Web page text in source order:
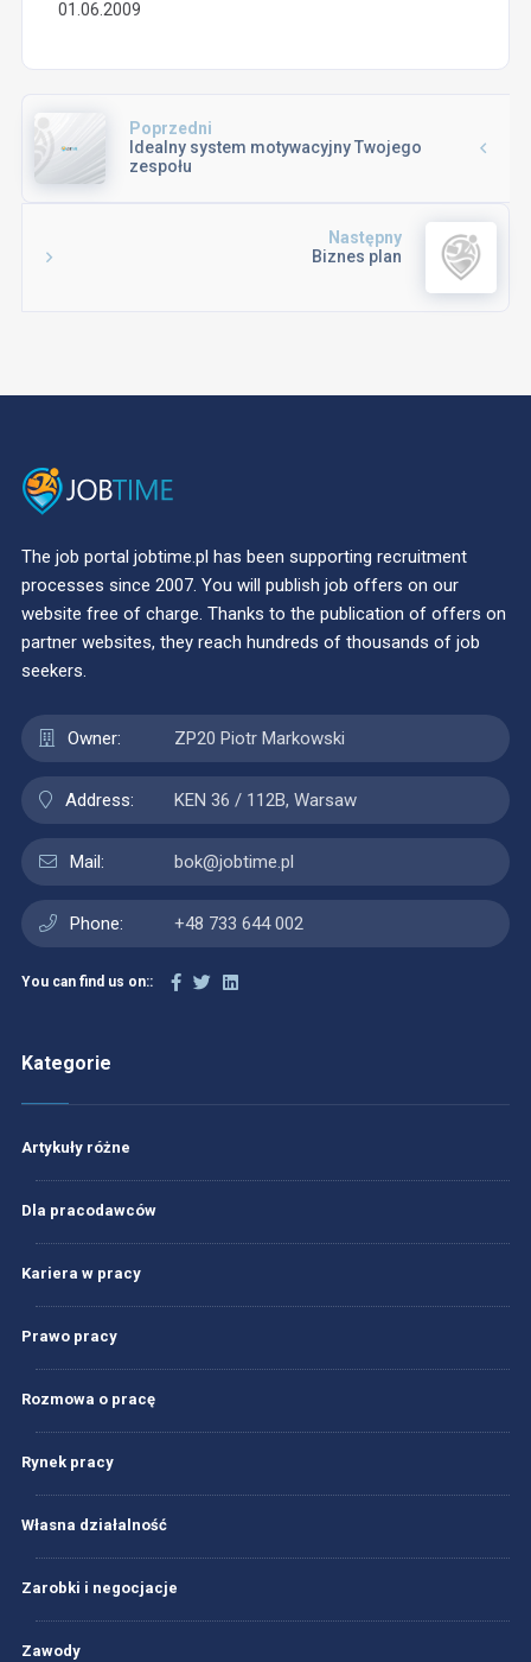
01.06.2009
Poprzedni
Idealny system motywacyjny Twojego
zespołu
Następny
Biznes plan
The job portal jobtime.pl has been supporting recruitment
processes since 2007. You will publish job offers on our
website free of charge. Thanks to the publication of offers on
partner websites, they reach hundreds of thousands of job
seekers.
Owner: ZP20 Piotr Markowski
Address: KEN 36 / 112B, Warsaw
Mail: bok@jobtime.pl
Phone: +48 733 644 002
You can find us on::
Kategorie
Artykuły różne
Dla pracodawców
Kariera w pracy
Prawo pracy
Rozmowa o pracę
Rynek pracy
Własna działalność
Zarobki i negocjacje
Zawody